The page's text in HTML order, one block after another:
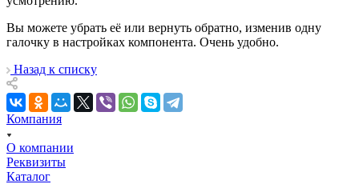
Вы можете убрать её или вернуть обратно, изменив одну
галочку в настройках компонента. Очень удобно.
Назад к списку
Компания
О компании
Реквизиты
Каталог